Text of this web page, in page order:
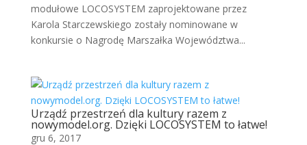
modułowe LOCOSYSTEM zaprojektowane przez
Karola Starczewskiego zostały nominowane w
konkursie o Nagrodę Marszałka Województwa...
Urządź przestrzeń dla kultury razem z
nowymodel.org. Dzięki LOCOSYSTEM to łatwe!
gru 6, 2017